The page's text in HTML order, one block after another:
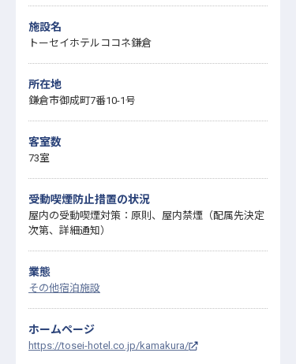
施設名
トーセイホテルココネ鎌倉
所在地
鎌倉市御成町7番10-1号
客室数
73室
受動喫煙防止措置の状況
屋内の受動喫煙対策：原則、屋内禁煙（配属先決定
次第、詳細通知）
業態
その他宿泊施設
ホームページ
https://tosei-hotel.co.jp/kamakura/